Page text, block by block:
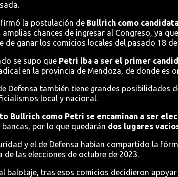
la postulación de Bullrich como
amplias chances de ingresar al Congreso, ya
de ganar los comicios locales del pasado 18
se supo que Petri iba a ser el primer
en la provincia de Mendoza, de donde es
Defensa también tiene grandes posibilidades
local y nacional.
Bullrich como Petri se encaminan a ser
bancas, por lo que quedarán dos lugares
y el de Defensa habían compartido la
de las elecciones de octubre de 2023.
balotaje, tras esos comicios decidieron